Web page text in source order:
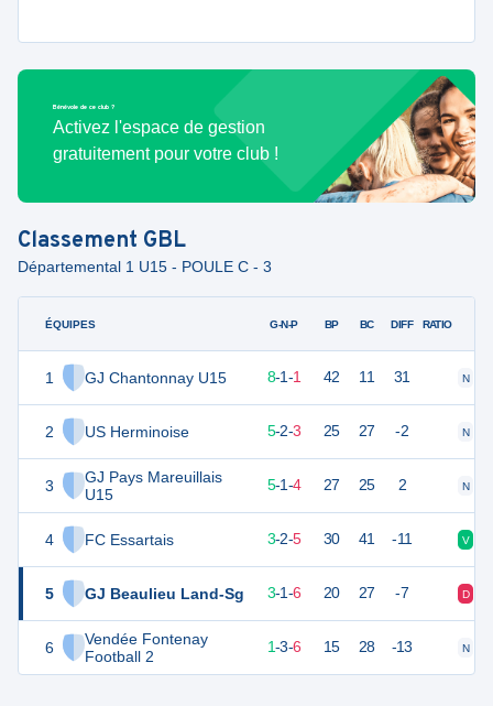
Bénévole de ce club ?
Activez l'espace de gestion
gratuitement pour votre club !
Classement GBL
Départemental 1 U15 - POULE C - 3
ÉQUIPES
1 GJ Chantonnay U15
2 US Herminoise
3
GJ Pays Mareuillais
U15
4 FC Essartais
5 GJ Beaulieu Land-Sg
6
Vendée Fontenay
Football 2
G-N-P BP BC DIFF RATIO
25 8-1-1 42 11 31 N
5-2-3 25 27 -2 N
16 5-1-4 27 25 2 N
3-2-5 30 41 -11 V
10 10 3-1-6 20 27 -7 D
6 1-3-6 15 28 -13 N